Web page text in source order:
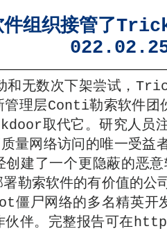
组织接管了
和无数次下架尝试，
管理层Conti勒索软件团
取代它。研究人员
量网络访问的唯一受
创建了一个更隐蔽的恶
署勒索软件的有价值的
尸网络的多名精英开
伙伴。完整报告可在